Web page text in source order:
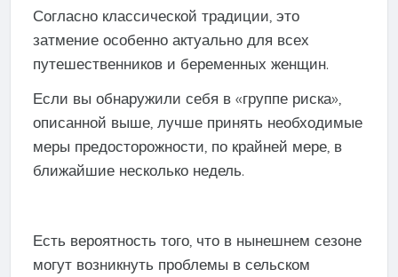
Согласно классической традиции, это
затмение особенно актуально для всех
путешественников и беременных женщин.
Если вы обнаружили себя в «группе риска»,
описанной выше, лучше принять необходимые
меры предосторожности, по крайней мере, в
ближайшие несколько недель.
Есть вероятность того, что в нынешнем сезоне
могут возникнуть проблемы в сельском